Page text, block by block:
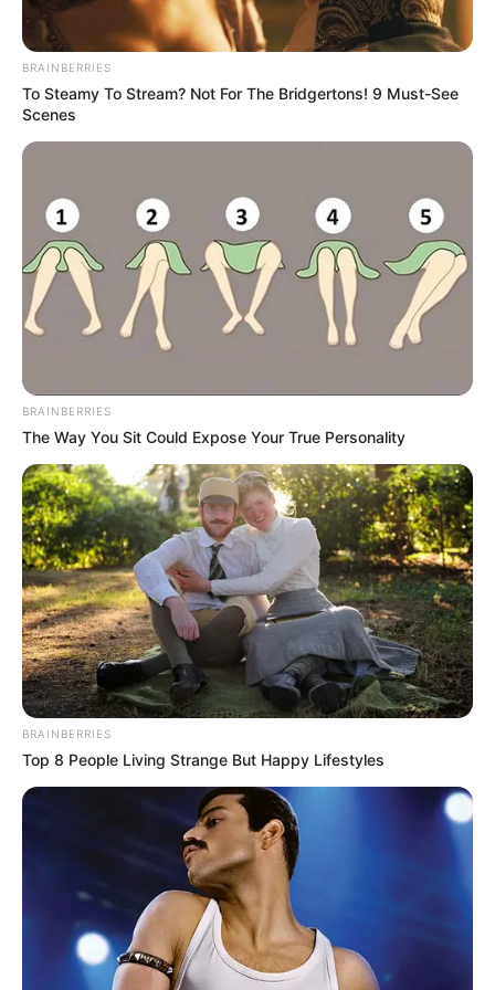
Inspirações de caixas surpresa
Como diz o próprio nome, as caixas surpresassão
recheadas de mimos e depende de você escolher
como quer presentear sua mãe neste dia que é
dedicado totalmente a ela. Temos aqui algumas
opções, confira.
Caixa surpresa para o Dia das Mães para o café da
manhã
Estes presentes são ideais para acordar sua mãe
no dia dela e com coisas muito gostosas para
experimentar. Biscoitos,canecas, cafés
saborizados e chocolates são algumas opções
que você pode colocar no kit.
BRAINBERRIES
To Steamy To Stream? Not For The Bridgertons! 9 Must-See
Scenes
BRAINBERRIES
The Way You Sit Could Expose Your True Personality
BRAINBERRIES
Top 8 People Living Strange But Happy Lifestyles